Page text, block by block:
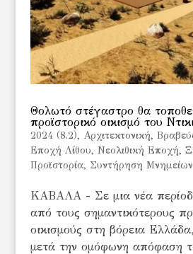
Θολωτό στέγαστρο θα
προϊστορικό οικισμό του
2024 (8.2), Αρχιτεκτονική,
Εποχή Λίθου, Νεολιθική Εποχή,
Προϊστορία, Συντήρηση Μνημείων
ΚΑΒΑΛΑ - Σε μια νέα
από τους σημαντικότερους
οικισμούς στη βόρεια
μετά την ομόφωνη απόφαση